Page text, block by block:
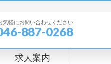
気軽にお問い合わせください
887-0268
求人案内